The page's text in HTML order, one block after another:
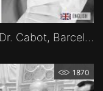
OPTIFLEX TRIO EXPERIENCE - Dr. Cabot, Barcelona, Spanien
1870